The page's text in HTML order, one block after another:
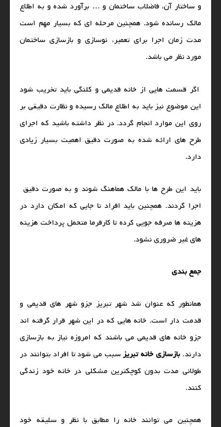
و ساختار آن، فاضلاب ساختمان و … برآورد شده و به اطلاع
مالک رسانده شود. همچنین مرحله ای که بسیار مهم است
مدت زمان اجرا برای تعمیر، نوسازی و بازسازی ساختمان
مورد نظر می‌ باشد.
اگر قسمت‌ هایی از خانه قدیمی و کلنگی باید تخریب شود
این موضوع نیز باید به اطلاع مالک رسیده و نظارت دقیقی بر
روی این موارد انجام گردد. در نظر داشته باشید که اجرای
طرح‌ های ارائه شده به صورت دقیق اهمیت بسیار زیادی
دارد.
باید این طرح‌ ها با مالک هماهنگ شوند و به صورت دقیق
اجرا گردند. همچنین باید افراد تا جایی که امکان دارد در
هزینه‌ ها صرفه‌ جویی کرده تا کارفرما متحمل پرداخت هزینه‌
های غیر ضروری نشود.
جمع‌ بندی
همانطور که عنوان شد شهر تبریز جزو شهر های قدیمی و
قدمت‌ دار است. خانه‌ هایی که در این شهر قرار گرفته‌ اند
جزو خانه‌ های قدیمی می‌ باشند که امروزه نیاز به بازسازی
دارند.بازسازی خانه تبریزسبب می‌ شود تا افراد بتوانند در
طولانی مدت بدون کوچکترین مشکلی در خانه خود زندگی
کنند.
همچنین می‌ توانند خانه را مطابق با نظر و سلیقه خود